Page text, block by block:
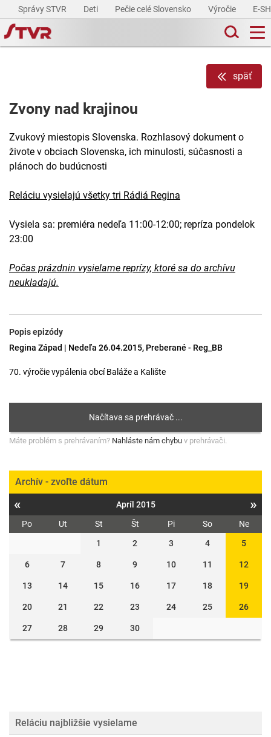
Správy STVR Deti Pečie celé Slovensko Výročie E-
späť
Zvony nad krajinou
Zvukový miestopis Slovenska. Rozhlasový dokument o
živote v obciach Slovenska, ich minulosti, súčasnosti a
plánoch do budúcnosti
Reláciu vysielajú všetky tri Rádiá Regina
Vysiela sa: premiéra nedeľa 11:00-12:00; repríza pondelok
23:00
Počas prázdnin vysielame reprízy, ktoré sa do archívu
neukladajú.
Popis epizódy
Regina Západ | Nedeľa 26.04.2015, Preberané - Reg_BB
70. výročie vypálenia obcí Baláže a Kalište
Máte problém s prehrávaním? Nahláste nám chybu v prehrávači.
Archív - zvoľte dátum
« Apríl 2015 »
Po Ut St Št Pi So
Ne
1
2 3 4 5
6 7 8 9 10 11 12
13 14 15 16 17 18 19
20 21 22 23 24 25 26
27 28 29 30
Reláciu najbližšie vysielame